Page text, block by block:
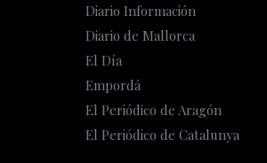
Diario Información
Diario de Mallorca
El Día
Empordá
El Periódico de Aragón
El Periódico de Catalunya